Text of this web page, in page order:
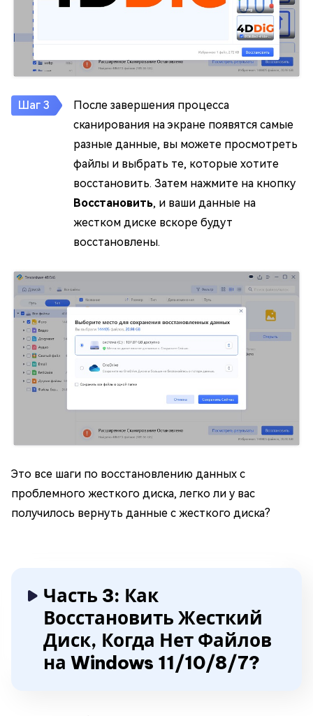
После завершения процесса
сканирования на экране появятся самые
разные данные, вы можете просмотреть
файлы и выбрать те, которые хотите
восстановить. Затем нажмите на кнопку
Восстановить, и ваши данные на
жестком диске вскоре будут
восстановлены.
Это все шаги по восстановлению данных с
проблемного жесткого диска, легко ли у вас
получилось вернуть данные с жесткого диска?
Часть 3: Как
Восстановить Жесткий
Диск, Когда Нет Файлов
на Windows 11/10/8/7?